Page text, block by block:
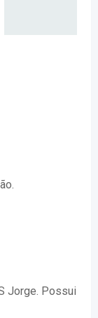
Jorge. Possui